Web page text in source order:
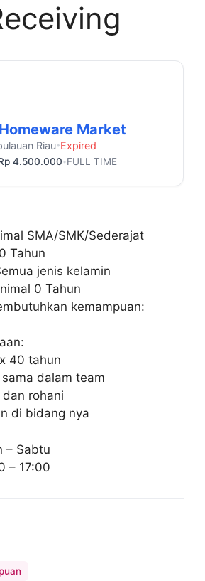
Market
Riau•Expired
4.500.000 •FULL TIME
SMA/SMK/Sederajat
Tahun
jenis kelamin
0 Tahun
kemampuan:
40 tahun
dalam team
rohani
di bidang nya
– Sabtu
– 17:00